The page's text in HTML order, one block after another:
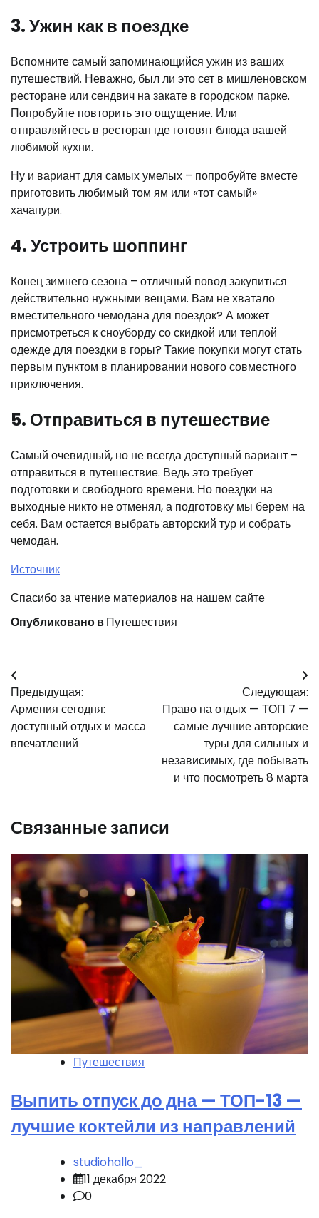
3. Ужин как в поездке
Вспомните самый запоминающийся ужин из ваших
путешествий. Неважно, был ли это сет в мишленовском
ресторане или сендвич на закате в городском парке.
Попробуйте повторить это ощущение. Или
отправляйтесь в ресторан где готовят блюда вашей
любимой кухни.
Ну и вариант для самых умелых – попробуйте вместе
приготовить любимый том ям или «тот самый»
хачапури.
4. Устроить шоппинг
Конец зимнего сезона – отличный повод закупиться
действительно нужными вещами. Вам не хватало
вместительного чемодана для поездок? А может
присмотреться к сноуборду со скидкой или теплой
одежде для поездки в горы? Такие покупки могут стать
первым пунктом в планировании нового совместного
приключения.
5. Отправиться в путешествие
Самый очевидный, но не всегда доступный вариант –
отправиться в путешествие. Ведь это требует
подготовки и свободного времени. Но поездки на
выходные никто не отменял, а подготовку мы берем на
себя. Вам остается выбрать авторский тур и собрать
чемодан.
Источник
Спасибо за чтение материалов на нашем сайте
Опубликовано вПутешествия
Навигация
по
записям
Предыдущая:
Армения сегодня:
доступный отдых и масса
впечатлений
Следующая:
Право на отдых — ТОП 7 —
самые лучшие авторские
туры для сильных и
независимых, где побывать
и что посмотреть 8 марта
Связанные записи
Путешествия
Выпить отпуск до дна — ТОП-13 —
лучшие коктейли из направлений
studiohallo_
11 декабря 2022
0